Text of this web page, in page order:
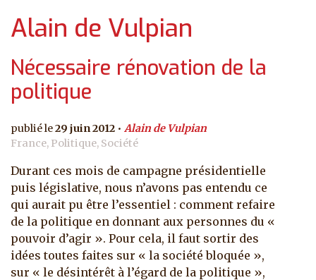
Alain de Vulpian
Nécessaire rénovation de la
politique
29 juin 2012
Alain de Vulpian
France, Politique, Société
Durant ces mois de campagne présidentielle
puis législative, nous n’avons pas entendu ce
qui aurait pu être l’essentiel : comment refaire
de la politique en donnant aux personnes du «
pouvoir d’agir ». Pour cela, il faut sortir des
idées toutes faites sur « la société bloquée »,
sur « le désintérêt à l’égard de la politique »,